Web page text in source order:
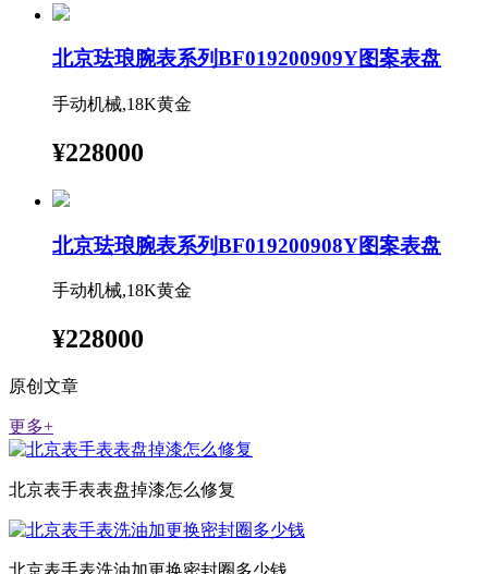
北京珐琅腕表系列BF019200909Y图案表盘
手动机械,18K黄金
¥228000
北京珐琅腕表系列BF019200908Y图案表盘
手动机械,18K黄金
¥228000
原创文章
更多+
北京表手表表盘掉漆怎么修复